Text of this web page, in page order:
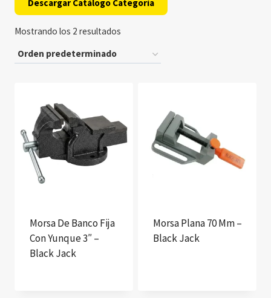
Descargar Catálogo Categoría
Mostrando los 2 resultados
Morsa De Banco Fija
Con Yunque 3″ –
Black Jack
Morsa Plana 70 Mm –
Black Jack